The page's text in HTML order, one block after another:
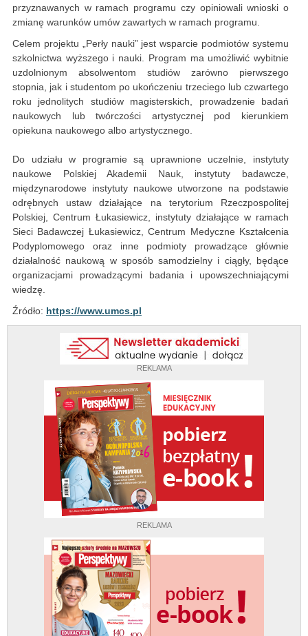
REKLAMA
REKLAMA
przyznawanych w ramach programu czy opiniowali wnioski o
zmianę warunków umów zawartych w ramach programu.
Celem projektu „Perły nauki” jest wsparcie podmiotów systemu
szkolnictwa wyższego i nauki. Program ma umożliwić wybitnie
uzdolnionym absolwentom studiów zarówno pierwszego
stopnia, jak i studentom po ukończeniu trzeciego lub czwartego
roku jednolitych studiów magisterskich, prowadzenie badań
naukowych lub twórczości artystycznej pod kierunkiem
opiekuna naukowego albo artystycznego.
Do udziału w programie są uprawnione uczelnie, instytuty
naukowe Polskiej Akademii Nauk, instytuty badawcze,
międzynarodowe instytuty naukowe utworzone na podstawie
odrębnych ustaw działające na terytorium Rzeczpospolitej
Polskiej, Centrum Łukasiewicz, instytuty działające w ramach
Sieci Badawczej Łukasiewicz, Centrum Medyczne Kształcenia
Podyplomowego oraz inne podmioty prowadzące głównie
działalność naukową w sposób samodzielny i ciągły, będące
organizacjami prowadzącymi badania i upowszechniającymi
wiedzę.
Źródło: https://www.umcs.pl